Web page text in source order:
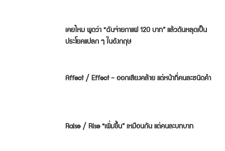
เคยไหม พูดว่า “ฉันจ่ายกาแฟ 120 บาท” แล้วดันหลุดเป็น
ประโยคแปลก ๆ ในอังกฤษ
Affect / Effect — ออกเสียงคล้าย แต่หน้าที่คนละชนิดคำ
Raise / Rise “เพิ่มขึ้น” เหมือนกัน แต่คนละบทบาท